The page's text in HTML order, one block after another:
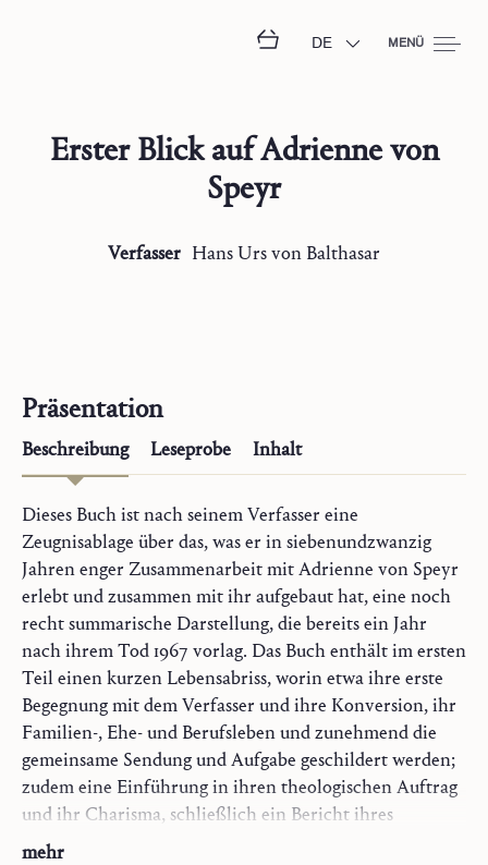
DE MENÜ
Erster Blick auf Adrienne von
Speyr
Verfasser Hans Ursvon Balthasar
Präsentation
Beschreibung Leseprobe Inhalt
Dieses Buch ist nach seinem Verfasser eine
Zeugnisablage über das, was er in siebenundzwanzig
Jahren enger Zusammenarbeit mit Adrienne von Speyr
erlebt und zusammen mit ihr aufgebaut hat, eine noch
recht summarische Darstellung, die bereits ein Jahr
nach ihrem Tod 1967 vorlag. Das Buch enthält im ersten
Teil einen kurzen Lebensabriss, worin etwa ihre erste
Begegnung mit dem Verfasser und ihre Konversion, ihr
Familien-, Ehe- und Berufsleben und zunehmend die
gemeinsame Sendung und Aufgabe geschildert werden;
zudem eine Einführung in ihren theologischen Auftrag
und ihr Charisma, schließlich ein Bericht ihres
jahrelangen Leidens und Sterbens, sowie einen
mehr